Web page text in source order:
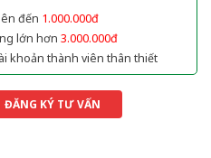
đến 1.000.000đ
lớn hơn 3.000.000đ
khoản thành viên thân thiết
ĐĂNG KÝ TƯ VẤN